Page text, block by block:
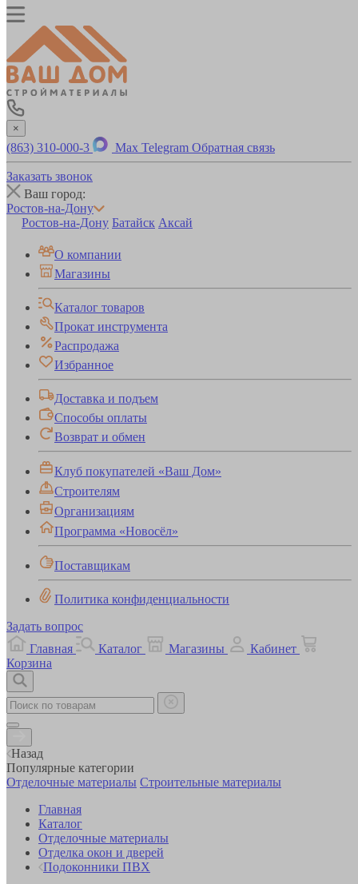
×
(863) 310-000-3 Max Telegram Обратная связь
Заказать звонок
Ваш город:
Ростов-на-Дону
Ростов-на-Дону Батайск Аксай
О компании
Магазины
Каталог товаров
Прокат инструмента
Распродажа
Избранное
Доставка и подъем
Способы оплаты
Возврат и обмен
Клуб покупателей «Ваш Дом»
Строителям
Организациям
Программа «Новосёл»
Поставщикам
Политика конфиденциальности
Задать вопрос
Главная
Каталог Магазины
Кабинет
Корзина
Назад
Популярные категории
Отделочные материалы Строительные материалы
Главная
Каталог
Отделочные материалы
Отделка окон и дверей
Подоконники ПВХ